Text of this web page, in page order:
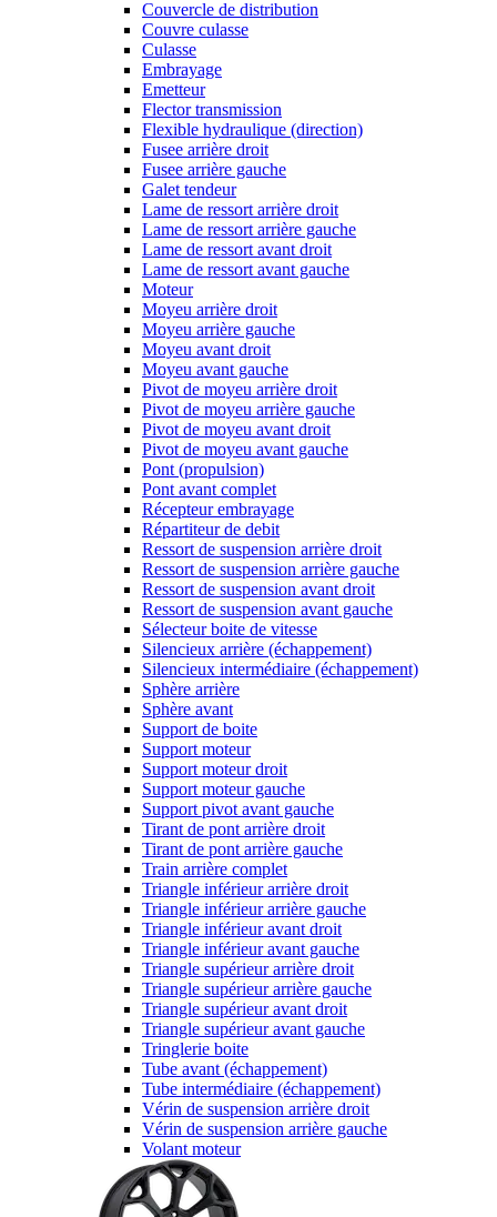
Couvercle de distribution
Couvre culasse
Culasse
Embrayage
Emetteur
Flector transmission
Flexible hydraulique (direction)
Fusee arrière droit
Fusee arrière gauche
Galet tendeur
Lame de ressort arrière droit
Lame de ressort arrière gauche
Lame de ressort avant droit
Lame de ressort avant gauche
Moteur
Moyeu arrière droit
Moyeu arrière gauche
Moyeu avant droit
Moyeu avant gauche
Pivot de moyeu arrière droit
Pivot de moyeu arrière gauche
Pivot de moyeu avant droit
Pivot de moyeu avant gauche
Pont (propulsion)
Pont avant complet
Récepteur embrayage
Répartiteur de debit
Ressort de suspension arrière droit
Ressort de suspension arrière gauche
Ressort de suspension avant droit
Ressort de suspension avant gauche
Sélecteur boite de vitesse
Silencieux arrière (échappement)
Silencieux intermédiaire (échappement)
Sphère arrière
Sphère avant
Support de boite
Support moteur
Support moteur droit
Support moteur gauche
Support pivot avant gauche
Tirant de pont arrière droit
Tirant de pont arrière gauche
Train arrière complet
Triangle inférieur arrière droit
Triangle inférieur arrière gauche
Triangle inférieur avant droit
Triangle inférieur avant gauche
Triangle supérieur arrière droit
Triangle supérieur arrière gauche
Triangle supérieur avant droit
Triangle supérieur avant gauche
Tringlerie boite
Tube avant (échappement)
Tube intermédiaire (échappement)
Vérin de suspension arrière droit
Vérin de suspension arrière gauche
Volant moteur